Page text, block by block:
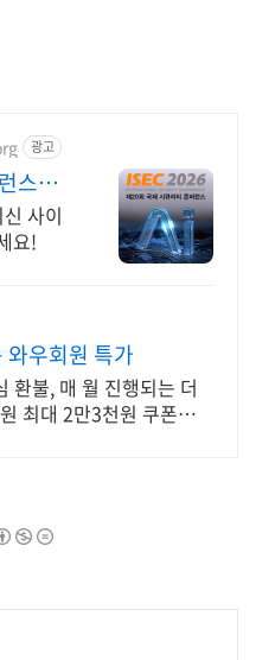
광고
스
사이
요!
와우회원 특가
환불, 매 월 진행되는 더
최대 2만3천원 쿠폰팩